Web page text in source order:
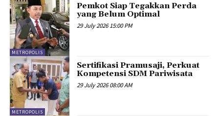
METROPOLIS
Pemkot Siap Tegakkan Perda
yang Belum Optimal
29 July 2026 15:00 PM
METROPOLIS
Sertifikasi Pramusaji, Perkuat
Kompetensi SDM Pariwisata
29 July 2026 08:00 AM